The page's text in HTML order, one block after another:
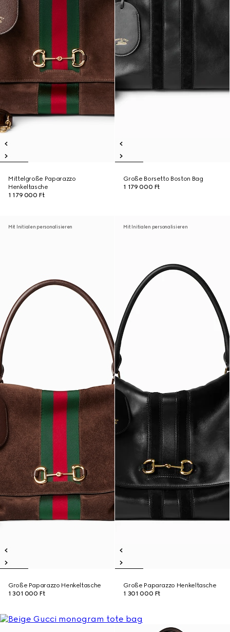
Mittelgroße Paparazzo
Henkeltasche
1 179 000 Ft
Große Borsetto Boston Bag
1 179 000 Ft
Mit Initialen personalisieren
Große Paparazzo Henkeltasche
1 301 000 Ft
Mit Initialen personalisieren
Große Paparazzo Henkeltasche
1 301 000 Ft